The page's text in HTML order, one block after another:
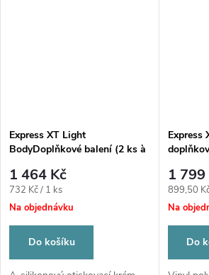
Express XT Light
BodyDoplňkové balení (2 ks à
kanyla žlutá)
1 464 Kč
Měrná
cena:
732 Kč / 1 ks
Na objednávku
Do košíku
Express
1 799
Měrná
cena:
899,50
Na
Do